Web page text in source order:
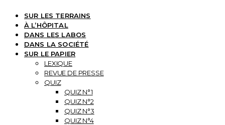
SUR LES TERRAINS
À L’HÔPITAL
DANS LES LABOS
DANS LA SOCIÉTÉ
SUR LE PAPIER
LEXIQUE
REVUE DE PRESSE
QUIZ
QUIZ N°1
QUIZ N°2
QUIZ N°3
QUIZ N°4